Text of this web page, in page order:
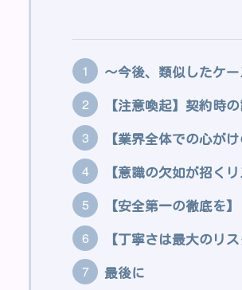
〜今後、類似したケ
【注意喚起】契約時
【業界全体での心がけ
【意識の欠如が招くリ
【安全第一の徹底を】
【丁寧さは最大のリス
最後に